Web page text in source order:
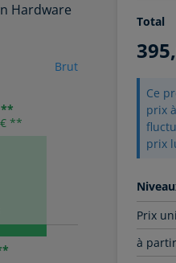
Hardware
Brut
**
**
Total
Ce
prix
prix
Prix
à